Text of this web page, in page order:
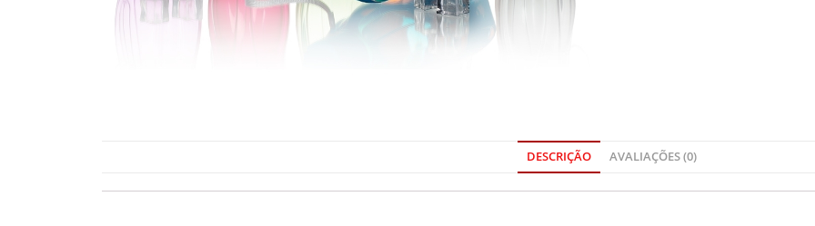
DESCRIÇÃO AVALIAÇÕES (0)